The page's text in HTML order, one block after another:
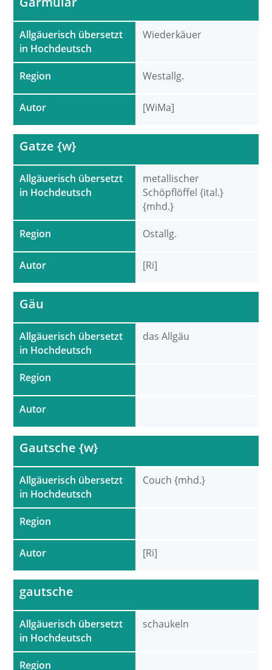
Allgäuerisch übersetzt
in Hochdeutsch
Region
Autor
Wiederkäuer
Westallg.
[WiMa]
Allgäuerisch übersetzt
in Hochdeutsch
Region
Autor
Gatze {w}
metallischer
Schöpflöffel {ital.}
{mhd.}
Ostallg.
[Ri]
Allgäuerisch übersetzt
in Hochdeutsch
Region
Autor
Gäu
das Allgäu
Allgäuerisch übersetzt
in Hochdeutsch
Region
Autor
Gautsche {w}
Couch {mhd.}
[Ri]
Allgäuerisch übersetzt
in Hochdeutsch
Region
gautsche
schaukeln